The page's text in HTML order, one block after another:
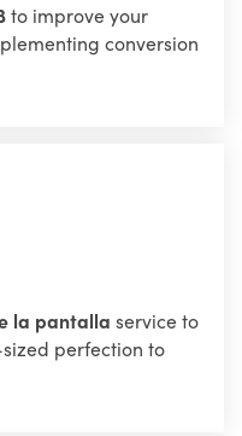
to improve your
conversion
la pantalla service to
perfection to